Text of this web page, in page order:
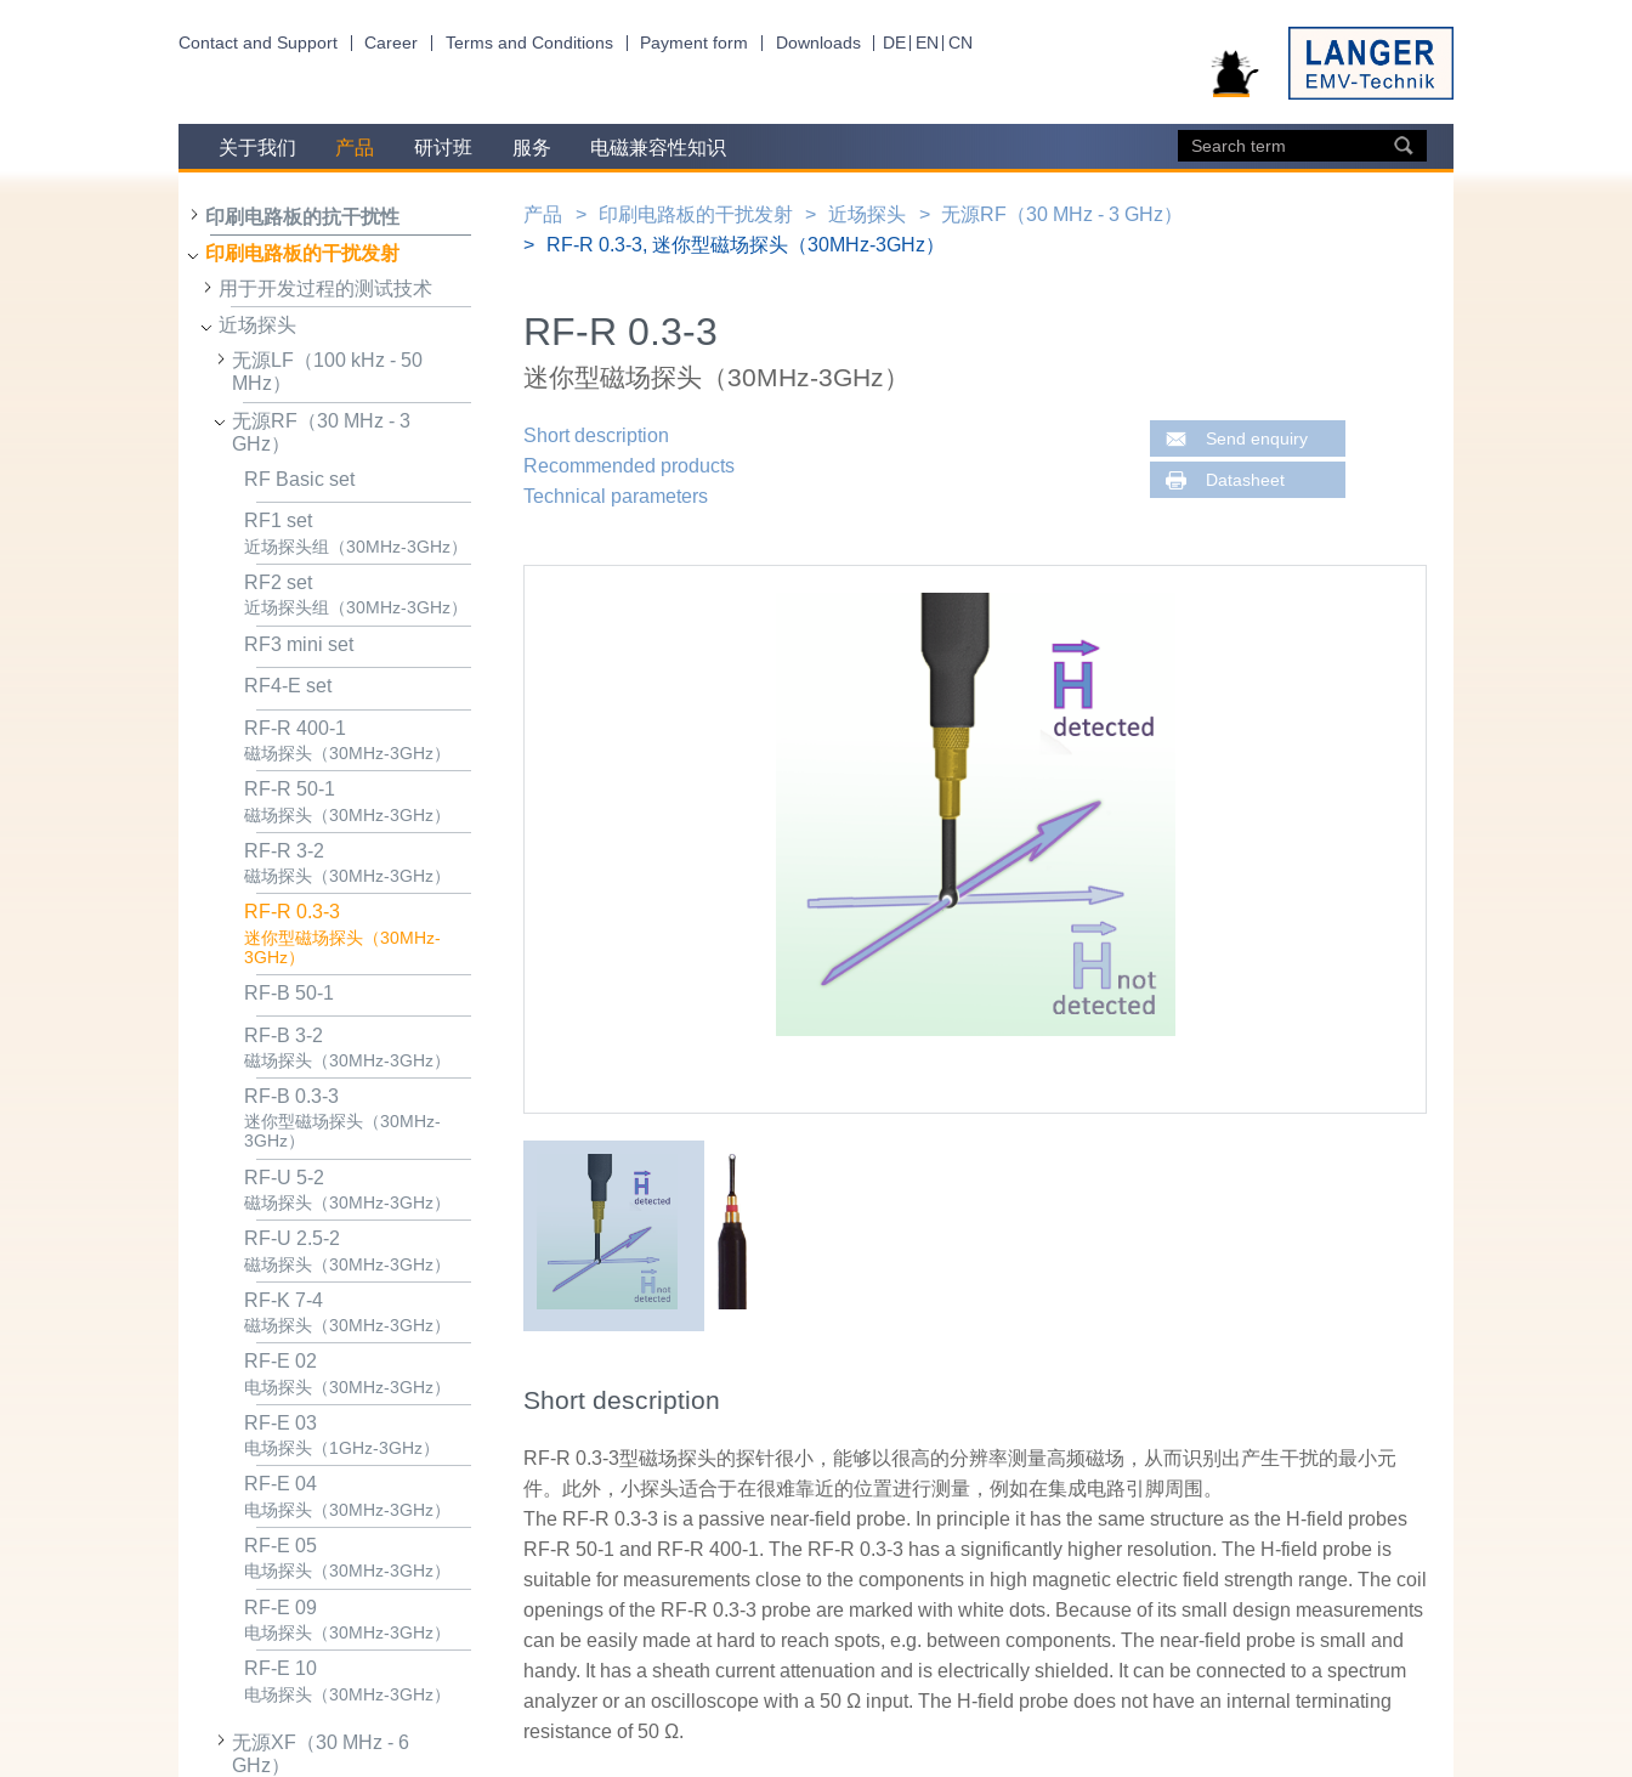
Contact and Support Career Terms and Conditions Payment form Downloads DE EN CN
关于我们 产品 研讨班 服务 电磁兼容性知识
印刷电路板的抗干扰性
印刷电路板的干扰发射
用于开发过程的测试技术
近场探头
无源LF（100 kHz - 50
MHz）
无源RF（30 MHz - 3
GHz）
RF Basic set
RF1 set
近场探头组（30MHz-3GHz）
RF2 set
近场探头组（30MHz-3GHz）
RF3 mini set
RF4-E set
RF-R 400-1
磁场探头（30MHz-3GHz）
RF-R 50-1
磁场探头（30MHz-3GHz）
RF-R 3-2
磁场探头（30MHz-3GHz）
RF-R 0.3-3
迷你型磁场探头（30MHz-
3GHz）
RF-B 50-1
RF-B 3-2
磁场探头（30MHz-3GHz）
RF-B 0.3-3
迷你型磁场探头（30MHz-
3GHz）
RF-U 5-2
磁场探头（30MHz-3GHz）
RF-U 2.5-2
磁场探头（30MHz-3GHz）
RF-K 7-4
磁场探头（30MHz-3GHz）
RF-E 02
电场探头（30MHz-3GHz）
RF-E 03
电场探头（1GHz-3GHz）
RF-E 04
电场探头（30MHz-3GHz）
RF-E 05
电场探头（30MHz-3GHz）
RF-E 09
电场探头（30MHz-3GHz）
RF-E 10
电场探头（30MHz-3GHz）
无源XF（30 MHz - 6
GHz）
产品 印刷电路板的干扰发射 近场探头
无源RF（30 MHz - 3 GHz）
RF-R 0.3-3, 迷你型磁场探头（30MHz-3GHz）
RF-R 0.3-3
迷你型磁场探头（30MHz-3GHz）
Short description
Recommended products
Technical parameters
Send enquiry
Datasheet
Short description
RF-R 0.3-3型磁场探头的探针很小，能够以很高的分辨率测量高频磁场，从而识别出产生干扰的最小元
件。此外，小探头适合于在很难靠近的位置进行测量，例如在集成电路引脚周围。
The RF-R 0.3-3 is a passive near-field probe. In principle it has the same structure as the H-field probes
RF-R 50-1 and RF-R 400-1. The RF-R 0.3-3 has a significantly higher resolution. The H-field probe is
suitable for measurements close to the components in high magnetic electric field strength range. The coil
openings of the RF-R 0.3-3 probe are marked with white dots. Because of its small design measurements
can be easily made at hard to reach spots, e.g. between components. The near-field probe is small and
handy. It has a sheath current attenuation and is electrically shielded. It can be connected to a spectrum
analyzer or an oscilloscope with a 50 Ω input. The H-field probe does not have an internal terminating
resistance of 50 Ω.